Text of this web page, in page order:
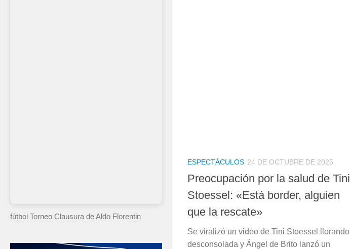
ESPECTÁCULOS 24 DE OCTUBRE DE 2025
Preocupación por la salud de Tini
Stoessel: «Está border, alguien
que la rescate»
Se viralizó un video de Tini Stoessel llorando
desconsolada y Ángel de Brito lanzó un
fútbol Torneo Clausurade Aldo Florentin